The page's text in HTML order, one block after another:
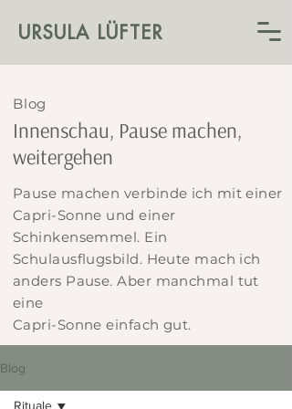
URSULA LÜFTER
Blog
Innenschau, Pause machen,
weitergehen
Pause machen verbinde ich mit einer
Capri-Sonne und einer
Schinkensemmel. Ein
Schulausflugsbild. Heute mach ich
anders Pause. Aber manchmal tut
eine
Capri-Sonne einfach gut.
Blog
Rituale